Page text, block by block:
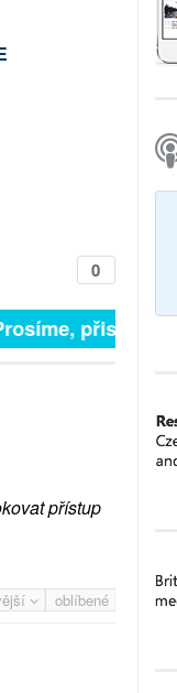
0
přispějte. ➥
přístup
oblíbené